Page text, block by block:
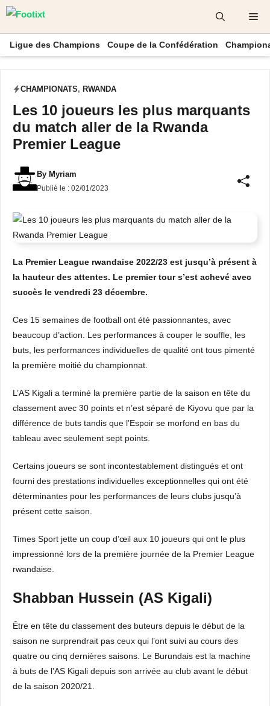
Aller
contenu
Ligue des Champions Coupe de la Confédération
CHAMPIONATS, RWANDA
Les 10 joueurs les plus marquants
du match aller de la Rwanda
Premier League
By Myriam
Publié le : 02/01/2023
La Premier League rwandaise 2022/23 est jusqu’à présent à
la hauteur des attentes. Le premier tour s’est achevé avec
succès le vendredi 23 décembre.
Ces 15 semaines de football ont été passionnantes, avec
beaucoup d’action. Les performances à couper le souffle, les
buts, les performances individuelles de qualité ont tous pimenté
la première moitié du championnat.
L’AS Kigali a terminé la première partie de la saison en tête du
classement avec 30 points et n’est séparé de Kiyovu que par la
différence de buts tandis que l’Espoir se morfond en bas du
tableau avec seulement sept points.
Certains joueurs se sont incontestablement distingués et ont
fourni des prestations individuelles exceptionnelles qui ont été
déterminantes pour les performances de leurs clubs jusqu’à
présent cette saison.
Times Sport jette un coup d’œil aux 10 joueurs qui ont le plus
impressionné lors de la première journée de la Premier League
rwandaise.
Shabban Hussein (AS Kigali)
Être en tête du classement des buteurs depuis le début de la
saison ne surprendrait pas ceux qui l’ont suivi au cours des
quatre ou cinq dernières saisons. Le Burundais est la machine
à buts de l’AS Kigali depuis son arrivée au club avant le début
de la saison 2020/21.